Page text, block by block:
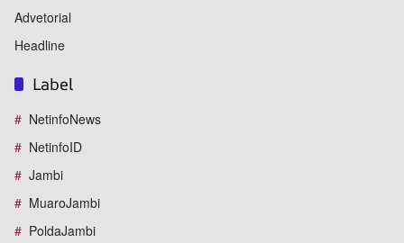
Advetorial
Headline
Label
NetinfoNews
NetinfoID
Jambi
MuaroJambi
PoldaJambi